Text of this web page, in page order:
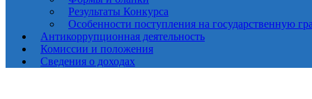
Результаты Конкурса
Особенности поступления на государственную
Антикоррупционная деятельность
Комиссии и положения
Сведения о доходах